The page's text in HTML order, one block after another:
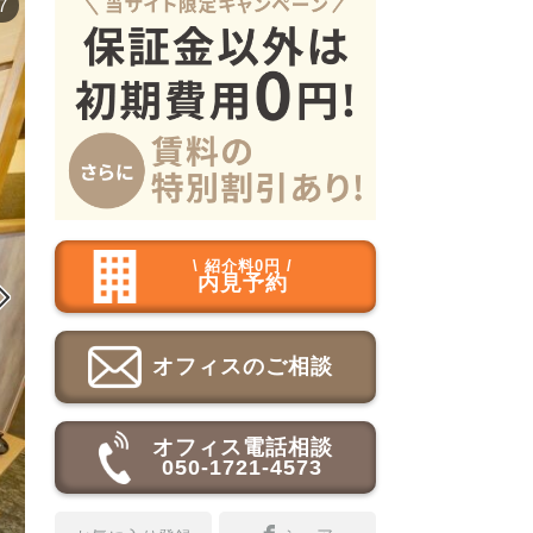
\ 紹介料0円 /
内見予約
オフィスのご相談
オフィス電話相談
050-1721-4573